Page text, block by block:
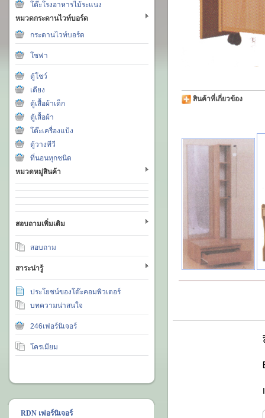
โต๊ะโรงอาหารไม้ระแนง
หมวดกระดานไวท์บอร์ด
กระดานไวท์บอร์ด
โซฟา
ตู้โชว์
เตียง
ตู้เสื้อผ้าเด็ก
ตู้เสื้อผ้า
โต๊ะเครื่องแป้ง
ตู้วางทีวี
ที่นอนทุกชนิด
หมวดหมู่สินค้า
สอบถามเพิ่มเติม
สอบถาม
สาระน่ารู้
ประโยชน์ของโต๊ะคอมพิวเตอร์
บทความน่าสนใจ
246เฟอร์นิเจอร์
โครเมียม
RDN เฟอร์นิเจอร์
สินค้าที่เกี่ยวข้อง